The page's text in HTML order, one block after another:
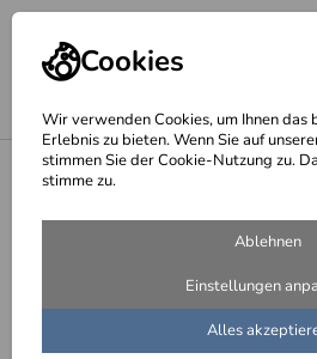
Cookies
Wir verwenden Cookies, um Ihnen
Erlebnis zu bieten. Wenn Sie auf
stimmen Sie der Cookie-Nutzung zu.
stimme zu.
Ablehnen
Einstellungen
Alles
Mond